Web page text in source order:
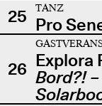
25
TANZ
Pro
26 Explora
Bord?!